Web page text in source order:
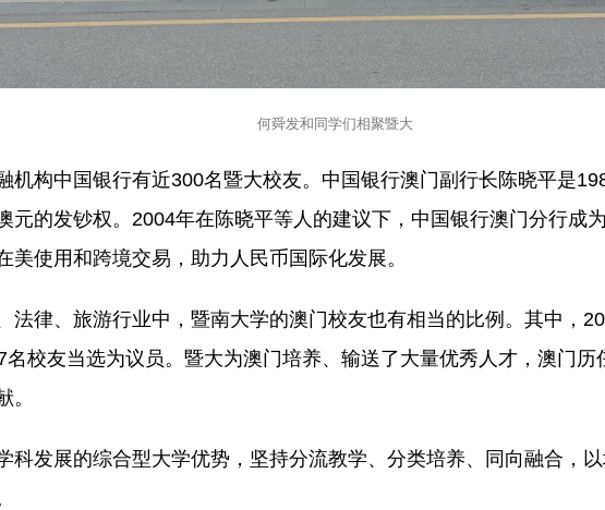
何舜发和同学们相聚暨大
机构中国银行有近300名暨大校友。中国银行澳门副行长陈晓平是
元的发钞权。2004年在陈晓平等人的建议下，中国银行澳门分行成
使用和跨境交易，助力人民币国际化发展。
法律、旅游行业中，暨南大学的澳门校友也有相当的比例。其中，
校友当选为议员。暨大为澳门培养、输送了大量优秀人才，澳门
。
科发展的综合型大学优势，坚持分流教学、分类培养、同向融合，